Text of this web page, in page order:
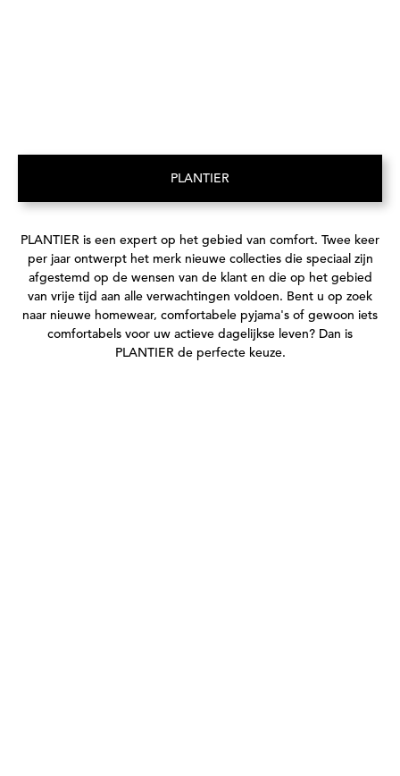
PLANTIER(Opent in een nieuw tabblad)
PLANTIER is een expert op het gebied van comfort. Twee keer
per jaar ontwerpt het merk nieuwe collecties die speciaal zijn
afgestemd op de wensen van de klant en die op het gebied
van vrije tijd aan alle verwachtingen voldoen. Bent u op zoek
naar nieuwe homewear, comfortabele pyjama's of gewoon iets
comfortabels voor uw actieve dagelijkse leven? Dan is
PLANTIER de perfecte keuze.